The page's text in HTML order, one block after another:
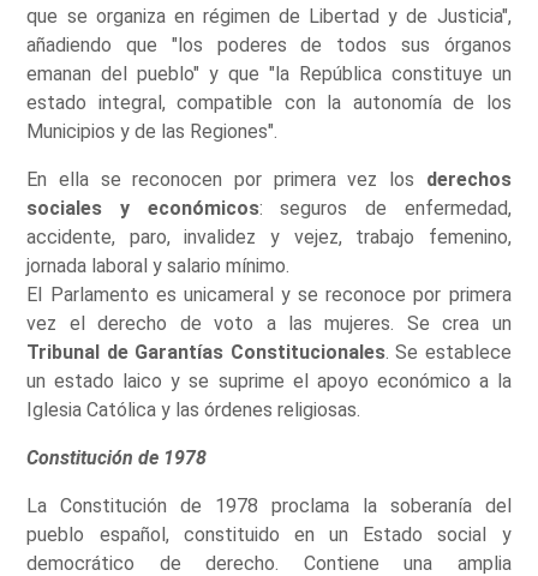
que se organiza en régimen de Libertad y de Justicia",
añadiendo que "los poderes de todos sus órganos
emanan del pueblo" y que "la República constituye un
estado integral, compatible con la autonomía de los
Municipios y de las Regiones".
En ella se reconocen por primera vez los derechos
sociales y económicos: seguros de enfermedad,
accidente, paro, invalidez y vejez, trabajo femenino,
jornada laboral y salario mínimo.
El Parlamento es unicameral y se reconoce por primera
vez el derecho de voto a las mujeres. Se crea un
Tribunal de Garantías Constitucionales. Se establece
un estado laico y se suprime el apoyo económico a la
Iglesia Católica y las órdenes religiosas.
Constitución de 1978
La Constitución de 1978 proclama la soberanía del
pueblo español, constituido en un Estado social y
democrático de derecho. Contiene una amplia